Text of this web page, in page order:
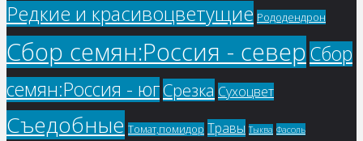
Редкие и красивоцветущие Рододендрон
Сбор семян:Россия - северСбор
семян:Россия - югСрезка Сухоцвет
Съедобные Томат,помидор Травы Тыква Фасоль